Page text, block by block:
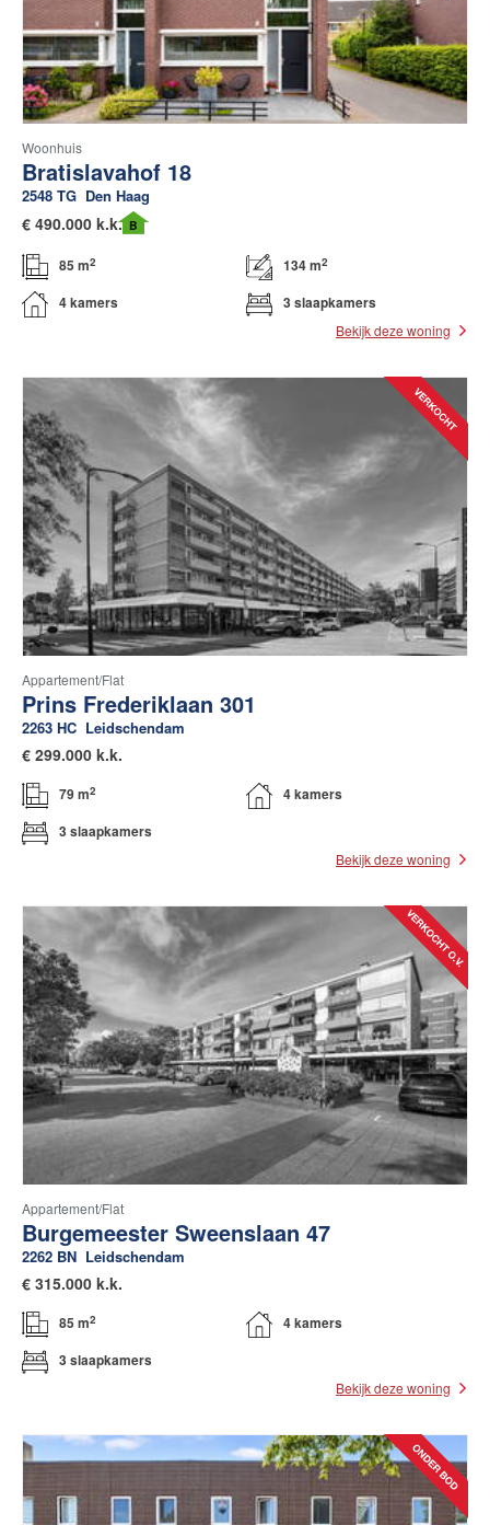
Woonhuis
Bratislavahof 18
2548 TG Den Haag
€ 490.000 k.k. B
85 m2 134 m2
4 kamers 3 slaapkamers
Bekijk deze woning
Appartement/flat
Prins Frederiklaan 301
2263 HC Leidschendam
€ 299.000 k.k.
79 m2
4 kamers
3 slaapkamers
Bekijk deze woning
Appartement/flat
Burgemeester Sweenslaan 47
2262 BN Leidschendam
€ 315.000 k.k.
85 m2
4 kamers
3 slaapkamers
Bekijk deze woning